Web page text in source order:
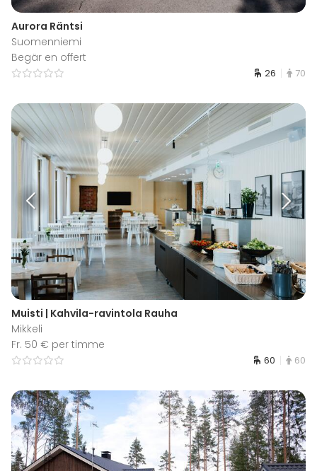
Aurora Räntsi
Suomenniemi
Begär en offert
26 70
Muisti | Kahvila-ravintola Rauha
Mikkeli
Fr. 50 € per timme
60 60